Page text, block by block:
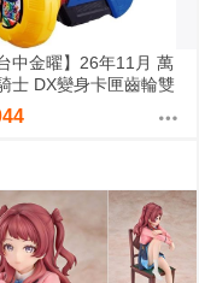
台中金曜】26年11月 萬
士 DX變身卡匣齒輪雙